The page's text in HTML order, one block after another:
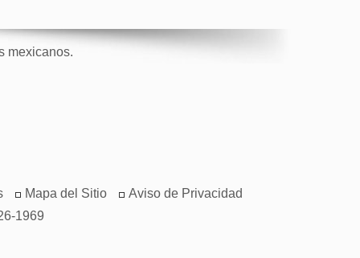
mexicanos.
Mapa del Sitio
Aviso de Privacidad
1969